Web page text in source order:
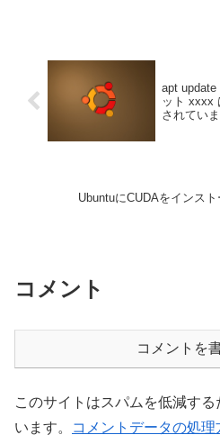
apt
ット xxxx
されてい
UbuntuにCUDAをインス
コメント
コメントを
このサイトはスパムを低減す
います。
コメントデータの処